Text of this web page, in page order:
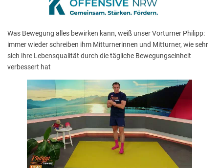
Was Bewegung alles bewirken kann, weiß unser Vorturner Philipp:
immer wieder schreiben ihm Mitturnerinnen und Mitturner, wie sehr
sich ihre Lebensqualität durch die tägliche Bewegungseinheit
verbessert hat